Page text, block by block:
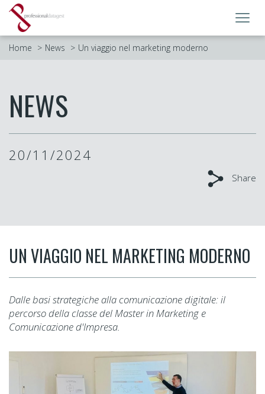
Home News Un viaggio nel marketing moderno
NEWS
20/11/2024
Share
UN VIAGGIO NEL MARKETING MODERNO
Dalle basi strategiche alla comunicazione digitale: il
percorso della classe del Master in Marketing e
Comunicazione d'Impresa.